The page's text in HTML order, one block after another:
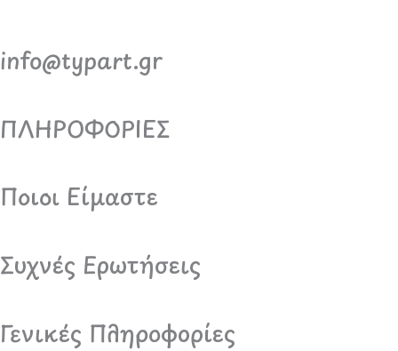
info@typart.gr
ΠΛΗΡΟΦΟΡΙΕΣ
Ποιοι Είμαστε
Συχνές Ερωτήσεις
Γενικές Πληροφορίες